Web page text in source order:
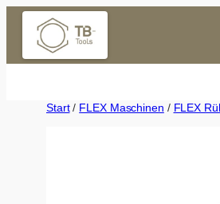
Zum
springen
Start/ FLEX Maschinen / FLEX